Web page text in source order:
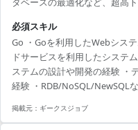
ンです。 具体的には下記作業
けるクラウドインフラの設計
言語を用いたサーバシステム
ューニング、パフォーマンス
必須スキル
Go ・Goを利用したWebシス
ドサービスを利用したシステ
ステムの設計や開発の経験 ・
経験 ・RDB/NoSQL/NewSQL
掲載元： ギークスジョブ